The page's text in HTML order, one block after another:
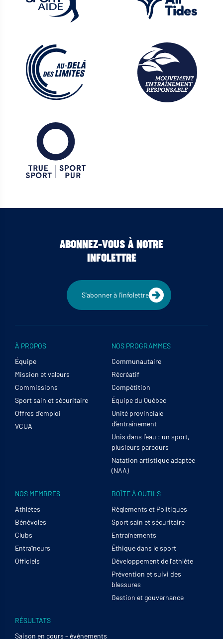
ABONNEZ-VOUS À NOTRE
INFOLETTRE
S'abonner à l'infolettre
À PROPOS
Équipe
Mission et valeurs
Commissions
Sport sain et sécuritaire
Offres d’emploi
VCUA
NOS PROGRAMMES
Communautaire
Récréatif
Compétition
Équipe du Québec
Unité provinciale
d’entraînement
Unis dans l’eau : un sport,
plusieurs parcours
Natation artistique adaptée
(NAA)
NOS MEMBRES
Athlètes
Bénévoles
Clubs
Entraîneurs
Officiels
BOÎTE À OUTILS
Règlements et Politiques
Sport sain et sécuritaire
Entraînements
Éthique dans le sport
Développement de l’athlète
Prévention et suivi des
blessures
Gestion et gouvernance
RÉSULTATS
Saison en cours – événements